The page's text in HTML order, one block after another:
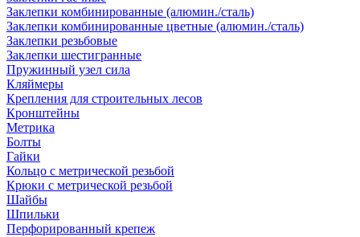
Заклепки комбинированные (алюмин./сталь)
Заклепки комбинированные цветные (алюмин./сталь)
Заклепки резьбовые
Заклепки шестигранные
Пружинный узел сила
Кляймеры
Крепления для строительных лесов
Кронштейны
Метрика
Болты
Гайки
Кольцо с метрической резьбой
Крюки с метрической резьбой
Шайбы
Шпильки
Перфорированный крепеж